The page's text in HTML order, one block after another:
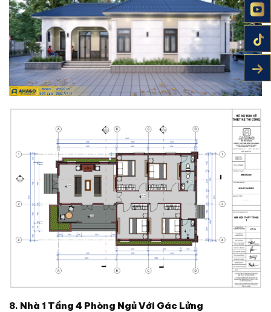
8. Nhà 1 Tầng 4 Phòng NgủVới Gác Lửng